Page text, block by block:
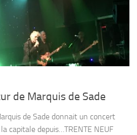
de Marquis de Sade
de Sade donnait un concert
capitale depuis…TRENTE NEUF